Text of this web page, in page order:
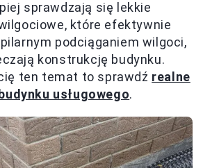
sprawdzają się lekkie
które efektywnie
podciąganiem wilgoci,
konstrukcję budynku.
ten temat to sprawdź realne
usługowego.